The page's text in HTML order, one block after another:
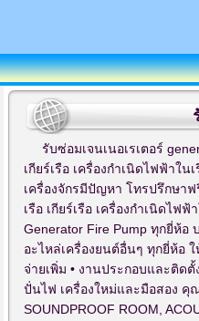
รับซ่อมเจนเนอเรเตอร์
เกียร์เรือ เครื่องกำเนิดไฟฟ้าใน
เครื่องจักรมีปัญหา โทรปรึกษา
เรือ เกียร์เรือ เครื่องกำเนิดไฟ
Generator Fire Pump ทุกยี่ห้อ
อะไหล่เครื่องยนต์อื่นๆ ทุกยี่ห้อ
จ่ายเพิ่ม • งานประกอบและติดตั้
ปั่นไฟ เครื่องใหม่และมือสอง คุ
SOUNDPROOF ROOM,